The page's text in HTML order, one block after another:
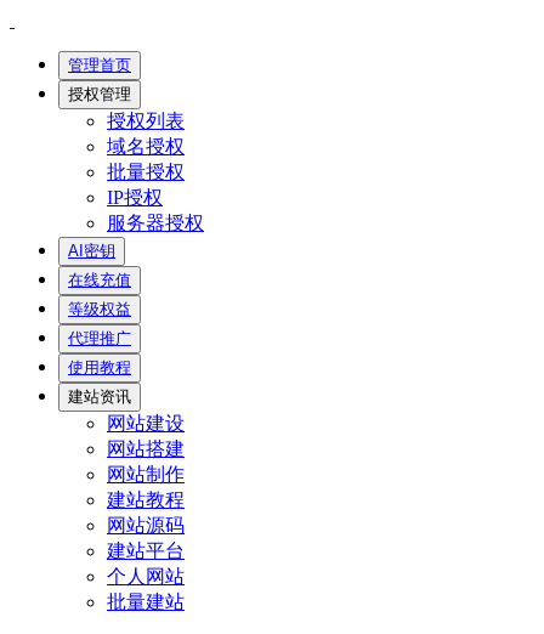
管理首页
授权管理
授权列表
域名授权
批量授权
IP授权
服务器授权
AI密钥
在线充值
等级权益
代理推广
使用教程
建站资讯
网站建设
网站搭建
网站制作
建站教程
网站源码
建站平台
个人网站
批量建站